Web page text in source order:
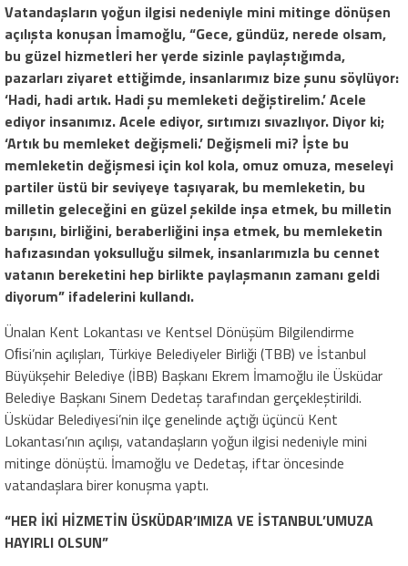
Vatandaşların yoğun ilgisi nedeniyle mini mitinge dönüşen
açılışta konuşan İmamoğlu, “Gece, gündüz, nerede olsam,
bu güzel hizmetleri her yerde sizinle paylaştığımda,
pazarları ziyaret ettiğimde, insanlarımız bize şunu söylüyor:
‘Hadi, hadi artık. Hadi şu memleketi değiştirelim.’ Acele
ediyor insanımız. Acele ediyor, sırtımızı sıvazlıyor. Diyor ki;
‘Artık bu memleket değişmeli.’ Değişmeli mi? İşte bu
memleketin değişmesi için kol kola, omuz omuza, meseleyi
partiler üstü bir seviyeye taşıyarak, bu memleketin, bu
milletin geleceğini en güzel şekilde inşa etmek, bu milletin
barışını, birliğini, beraberliğini inşa etmek, bu memleketin
hafızasından yoksulluğu silmek, insanlarımızla bu cennet
vatanın bereketini hep birlikte paylaşmanın zamanı geldi
diyorum” ifadelerini kullandı.
Ünalan Kent Lokantası ve Kentsel Dönüşüm Bilgilendirme
Oﬁsi’nin açılışları, Türkiye Belediyeler Birliği (TBB) ve İstanbul
Büyükşehir Belediye (İBB) Başkanı Ekrem İmamoğlu ile Üsküdar
Belediye Başkanı Sinem Dedetaş tarafından gerçekleştirildi.
Üsküdar Belediyesi’nin ilçe genelinde açtığı üçüncü Kent
Lokantası’nın açılışı, vatandaşların yoğun ilgisi nedeniyle mini
mitinge dönüştü. İmamoğlu ve Dedetaş, iftar öncesinde
vatandaşlara birer konuşma yaptı.
“HER İKİ HİZMETİN ÜSKÜDAR’IMIZA VE İSTANBUL’UMUZA
HAYIRLI OLSUN”